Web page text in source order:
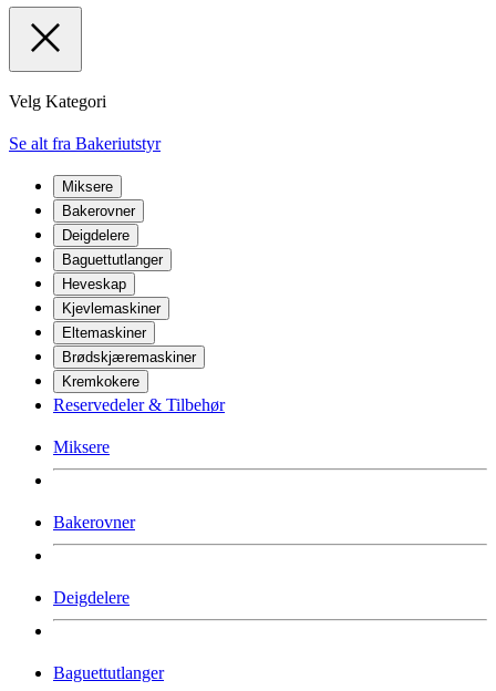
Velg Kategori
Se alt fra Bakeriutstyr
Miksere
Bakerovner
Deigdelere
Baguettutlanger
Heveskap
Kjevlemaskiner
Eltemaskiner
Brødskjæremaskiner
Kremkokere
Reservedeler & Tilbehør
Miksere
Bakerovner
Deigdelere
Baguettutlanger